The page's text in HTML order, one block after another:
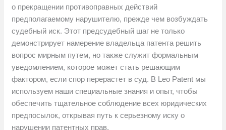
о прекращении противоправных действий
предполагаемому нарушителю, прежде чем возбуждать
судебный иск. Этот предсудебный шаг не только
демонстрирует намерение владельца патента решить
вопрос мирным путем, но также служит формальным
уведомлением, которое может стать решающим
фактором, если спор перерастет в суд. В Leo Patent мы
используем наши специальные знания и опыт, чтобы
обеспечить тщательное соблюдение всех юридических
предпосылок, открывая путь к серьезному иску о
нарушении патентных прав.